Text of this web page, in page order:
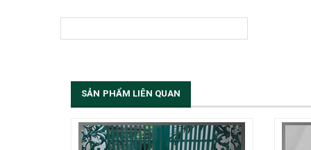
SẢN PHẨM LIÊN QUAN